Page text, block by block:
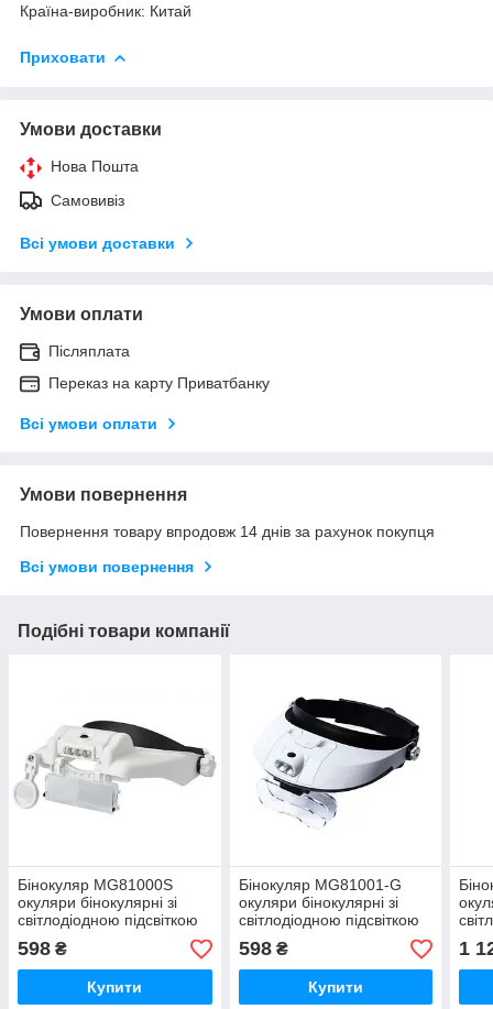
Країна-виробник: Китай
Приховати
Умови доставки
Нова Пошта
Самовивіз
Всі умови доставки
Умови оплати
Післяплата
Переказ на карту Приватбанку
Всі умови оплати
Умови повернення
Повернення товару впродовж 14 днів за рахунок покупця
Всі умови повернення
Подібні товари компанії
Бінокуляр MG81000S
окуляри бінокулярні зі
світлодіодною підсвіткою
598 ₴
Купити
Бінокуляр MG81001-G
окуляри бінокулярні зі
світлодіодною підсвіткою
598₴
Купити
1